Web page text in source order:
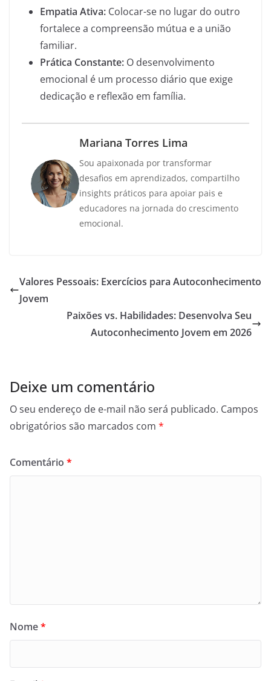
Empatia Ativa: Colocar-se no lugar do outro
fortalece a compreensão mútua e a união
familiar.
Prática Constante: O desenvolvimento
emocional é um processo diário que exige
dedicação e reflexão em família.
Mariana Torres Lima
Sou apaixonada por transformar
desafios em aprendizados, compartilho
insights práticos para apoiar pais e
educadores na jornada do crescimento
emocional.
Valores Pessoais: Exercícios para Autoconhecimento
Jovem
Paixões vs. Habilidades: Desenvolva Seu
Autoconhecimento Jovem em 2026
Deixe um comentário
O seu endereço de e-mail não será publicado. Campos
obrigatórios são marcados com *
Comentário *
Nome*